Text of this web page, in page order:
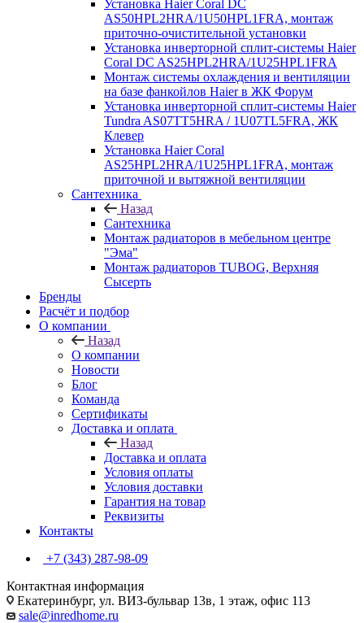
Установка Haier Coral DC
AS50HPL2HRA/1U50HPL1FRA, монтаж
приточно-очистительной установки
Установка инверторной сплит-системы Haier
Coral DC AS25HPL2HRA/1U25HPL1FRA
Монтаж системы охлаждения и вентиляции
на базе фанкойлов Haier в ЖК Форум
Установка инверторной сплит-системы Haier
Tundra AS07TT5HRA / 1U07TL5FRA, ЖК
Клевер
Установка Haier Coral
AS25HPL2HRA/1U25HPL1FRA, монтаж
приточной и вытяжной вентиляции
Сантехника
Назад
Сантехника
Монтаж радиаторов в мебельном центре
"Эма"
Монтаж радиаторов TUBOG, Верхняя
Сысерть
Бренды
Расчёт и подбор
О компании
Назад
О компании
Новости
Блог
Команда
Сертификаты
Доставка и оплата
Назад
Доставка и оплата
Условия оплаты
Условия доставки
Гарантия на товар
Реквизиты
Контакты
+7 (343) 287-98-09
Контактная информация
Екатеринбург, ул. ВИЗ-бульвар 13в, 1 этаж, офис 113
sale@inredhome.ru